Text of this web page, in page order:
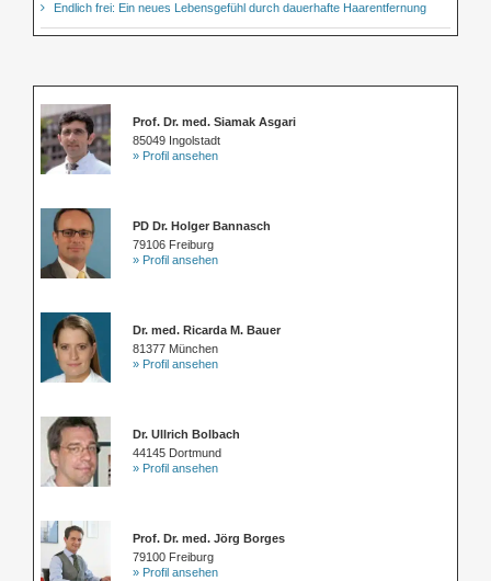
Endlich frei: Ein neues Lebensgefühl durch dauerhafte Haarentfernung
Prof. Dr. med. Siamak Asgari
85049 Ingolstadt
» Profil ansehen
PD Dr. Holger Bannasch
79106 Freiburg
» Profil ansehen
Dr. med. Ricarda M. Bauer
81377 München
» Profil ansehen
Dr. Ullrich Bolbach
44145 Dortmund
» Profil ansehen
Prof. Dr. med. Jörg Borges
79100 Freiburg
» Profil ansehen